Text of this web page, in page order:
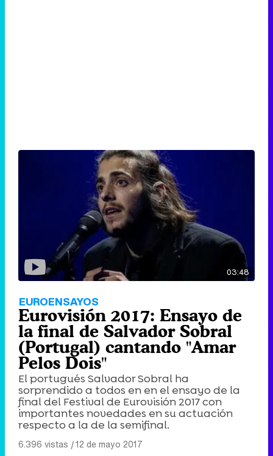
03:48
EUROENSAYOS
Eurovisión 2017: Ensayo de
la final de Salvador Sobral
(Portugal) cantando "Amar
Pelos Dois"
El portugués Salvador Sobral ha
sorprendido a todos en en el ensayo de la
final del Festival de Eurovisión 2017 con
importantes novedades en su actuación
respecto a la de la semifinal.
6.396 vistas |12 de mayo 2017